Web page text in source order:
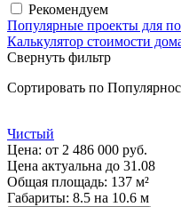
Рекомендуем
Популярные проекты для
Калькулятор стоимости
Свернуть фильтр
Сортировать по
Чистый
Цена: от 2 486 000 руб.
Цена актуальна до 31.08
Общая площадь: 137 м²
Габариты: 8.5 на 10.6 м